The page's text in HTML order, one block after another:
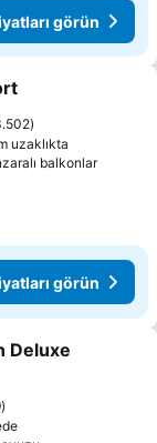
görün
uzaklıkta
balkonlar
görün
ekle
Deluxe